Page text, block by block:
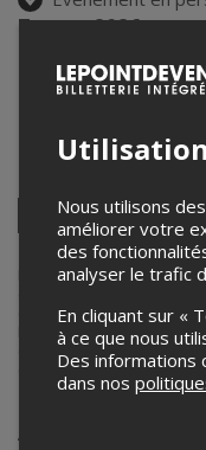
7 mars 2026
Parquette
Facebook
Twitter
LinkedinPinterest
Lepointdevente.com agit
événements.
Pour plus d’information
contacter l’organisateur
Achat de billets
Nous utilisons
améliorer votre
des
analyser le trafic
En cliquant sur «
à ce que nous
Des informations
dans nos